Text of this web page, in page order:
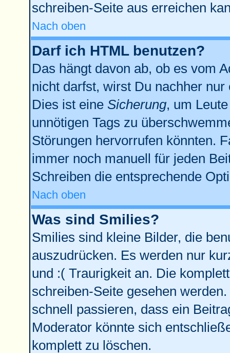
schreiben-Seite aus erreichen
Nach oben
Darf ich HTML benutzen?
Das hängt davon ab, ob es vom
nicht darfst, wirst Du nachher
Dies ist eine Sicherung, um
unnötigen Tags zu
Störungen hervorrufen könnten.
immer noch manuell für jeden
Schreiben die entsprechende
Nach oben
Was sind Smilies?
Smilies sind kleine Bilder, die
auszudrücken. Es werden nur
und :( Traurigkeit an. Die
schreiben-Seite gesehen
schnell passieren, dass ein
Moderator könnte sich
komplett zu löschen.